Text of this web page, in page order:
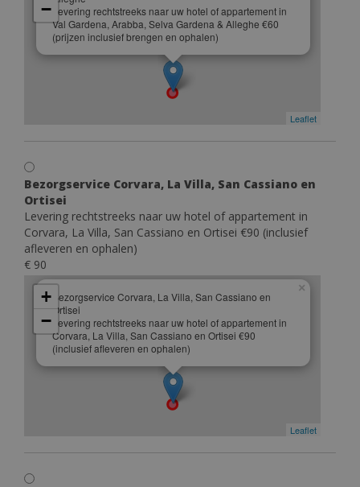
Levering rechtstreeks naar uw hotel of appartement in
Val Gardena, Arabba, Selva Gardena & Alleghe €60
(prijzen inclusief brengen en ophalen)
−
Leaflet
Bezorgservice Corvara, La Villa, San Cassiano en
Ortisei
Levering rechtstreeks naar uw hotel of appartement in
Corvara, La Villa, San Cassiano en Ortisei €90 (inclusief
afleveren en ophalen)
€ 90
Bezorgservice Corvara, La Villa, San Cassiano en
Ortisei
Levering rechtstreeks naar uw hotel of appartement in
Corvara, La Villa, San Cassiano en Ortisei €90
(inclusief afleveren en ophalen)
×
+
−
Leaflet